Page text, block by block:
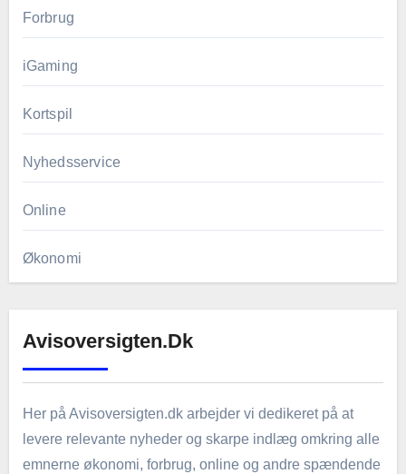
Forbrug
iGaming
Kortspil
Nyhedsservice
Online
Økonomi
Avisoversigten.dk
Her på Avisoversigten.dk arbejder vi dedikeret på at
levere relevante nyheder og skarpe indlæg omkring alle
emnerne økonomi, forbrug, online og andre spændende